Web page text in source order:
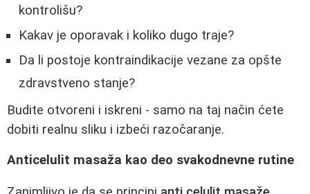
kontrolišu?
Kakav je oporavak i koliko dugo traje?
Da li postoje kontraindikacije vezane za opšte
zdravstveno stanje?
Budite otvoreni i iskreni - samo na taj način ćete
dobiti realnu sliku i izbeći razočaranje.
Anticelulit masaža kao deo svakodnevne rutine